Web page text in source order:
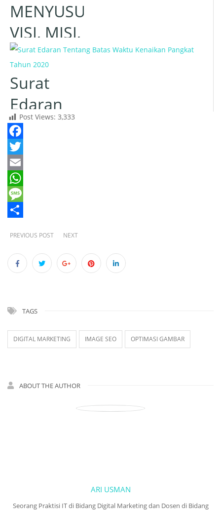
MENYUSUN
VISI, MISI,
TUJUAN,
SASARAN
DAN
PROGRAM
PERUSAHAAN
Surat
Edaran
Tentang
Batas
Waktu
Kenaikan
Pangkat
Tahun
2020
Post Views: 3,333
Facebook
Twitter
Email
WhatsApp
Message
PREVIOUS POST NEXT
TAGS
DIGITAL MARKETING IMAGE SEO OPTIMASI GAMBAR
ABOUT THE AUTHOR
ARI USMAN
Seorang Praktisi IT di Bidang Digital Marketing dan Dosen di Bidang